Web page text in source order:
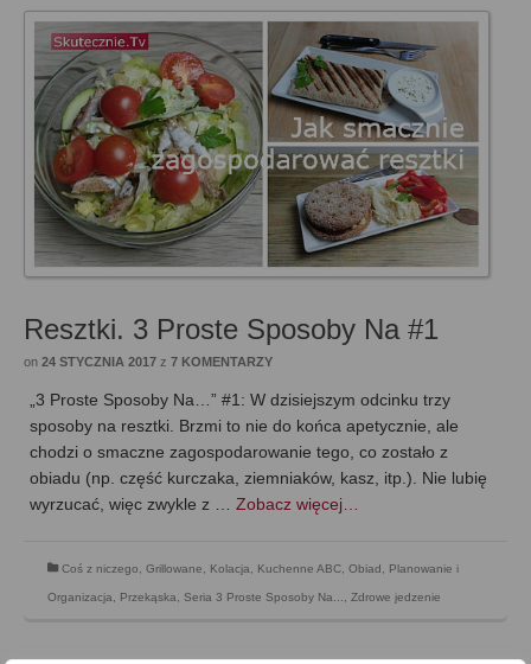
Resztki. 3 Proste Sposoby Na #1
on 24 STYCZNIA 2017 z 7 KOMENTARZY
„3 Proste Sposoby Na…” #1: W dzisiejszym odcinku trzy
sposoby na resztki. Brzmi to nie do końca apetycznie, ale
chodzi o smaczne zagospodarowanie tego, co zostało z
obiadu (np. część kurczaka, ziemniaków, kasz, itp.). Nie lubię
wyrzucać, więc zwykle z … Zobacz więcej…
Coś z niczego, Grillowane, Kolacja, Kuchenne ABC, Obiad , Planowanie i
Organizacja, Przekąska, Seria 3 Proste Sposoby Na..., Zdrowe jedzenie